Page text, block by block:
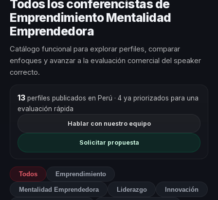
Todos los conferencistas de
Emprendimiento Mentalidad
Emprendedora
Catálogo funcional para explorar perfiles, comparar
enfoques y avanzar a la evaluación comercial del speaker
correcto.
13perfiles publicados en Perú · 4 ya priorizados para una
evaluación rápida
Hablar con nuestro equipo
Solicitar propuesta
Todos Emprendimiento
Mentalidad Emprendedora Liderazgo Innovación